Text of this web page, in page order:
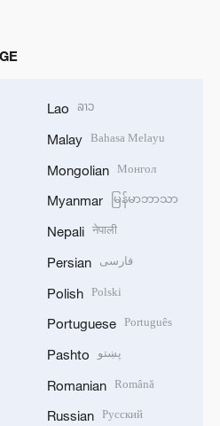
Lao ລາວ
Malay Bahasa Melayu
Mongolian Монгол
Myanmar မြန်မာဘာသာ
Nepali नेपाली
Persian فارسی
Polish Polski
Portuguese Português
Pashto پښتو
Romanian Română
Russian Русский